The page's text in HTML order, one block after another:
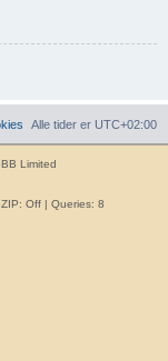
Alle tider er UTC+02:00
Limited
Off | Queries: 8